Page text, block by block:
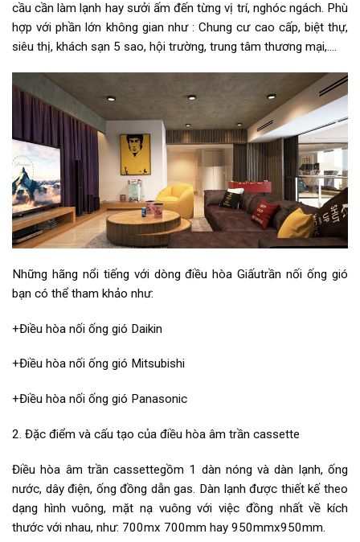
cầu cần làm lạnh hay sưởi ấm đến từng vị trí, nghóc ngách. Phù
hợp với phần lớn không gian như : Chung cư cao cấp, biệt thự,
siêu thị, khách sạn 5 sao, hội trường, trung tâm thương mại,….
Những hãng nổi tiếng với dòng điều hòa Giấutrần nối ống gió
bạn có thể tham khảo như:
+Điều hòa nối ống gió Daikin
+Điều hòa nối ống gió Mitsubishi
+Điều hòa nối ống gió Panasonic
2. Đặc điểm và cấu tạo của điều hòa âm trần cassette
Điều hòa âm trần cassettegồm 1 dàn nóng và dàn lạnh, ống
nước, dây điện, ống đồng dẫn gas. Dàn lạnh được thiết kế theo
dạng hình vuông, mặt nạ vuông với việc đồng nhất về kích
thước với nhau, như: 700mx 700mm hay 950mmx950mm.